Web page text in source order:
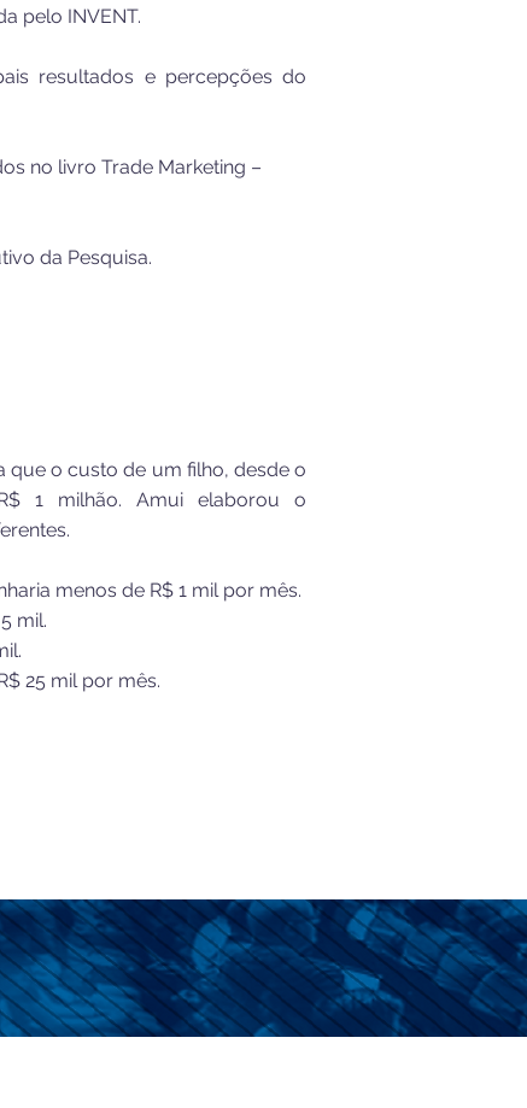
pelo INVENT.
resultados e percepções do
no livro Trade Marketing –
da Pesquisa.
que o custo de um filho, desde o
1 milhão. Amui elaborou o
menos de R$ 1 mil por mês.
mil.
25 mil por mês.